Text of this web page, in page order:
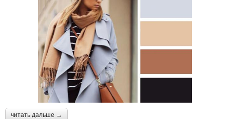
читать дальше →